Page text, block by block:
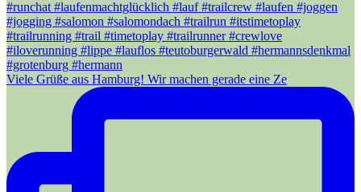
Viele Grüße aus Hamburg! Wir machen gerade eine Ze